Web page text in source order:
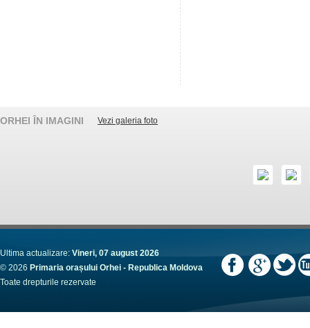
ORHEI ÎN IMAGINI Vezi galeria foto
Ultima actualizare: Vineri, 07 august 2026
© 2026 Primaria orașului Orhei - Republica Moldova
Toate drepturile rezervate